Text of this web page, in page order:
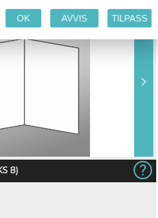
4 sider
8)
OK AVVIS TILPASS